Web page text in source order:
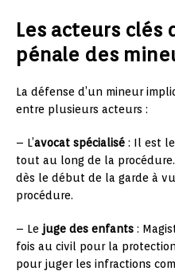
Les acteurs clés
pénale des
La défense d’un mineur
entre plusieurs acteurs :
– L’avocat spécialisé : Il est
tout au long de la
dès le début de la garde à
procédure.
– Le juge des enfants :
fois au civil pour la
pour juger les infractions